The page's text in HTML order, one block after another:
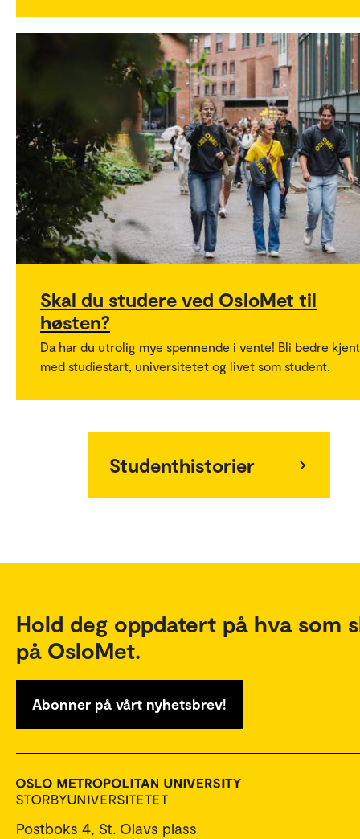
Skal du studere ved OsloMet til
høsten?
Da har du utrolig mye spennende i vente! Bli bedre kjent
med studiestart, universitetet og livet som student.
Studenthistorier
Hold deg oppdatert på hva som
på OsloMet.
Abonner på vårt nyhetsbrev!
Postboks 4, St. Olavs plass